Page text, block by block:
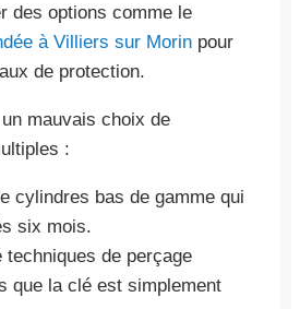
des options comme le
à Villiers sur Morin pour
de protection.
mauvais choix de
:
cylindres bas de gamme qui
six mois.
techniques de perçage
que la clé est simplement